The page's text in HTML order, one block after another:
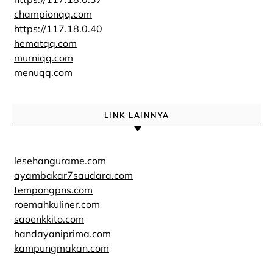
championqq.com
https://117.18.0.40
hematqq.com
murniqq.com
menuqq.com
LINK LAINNYA
lesehangurame.com
ayambakar7saudara.com
tempongpns.com
roemahkuliner.com
saoenkkito.com
handayaniprima.com
kampungmakan.com